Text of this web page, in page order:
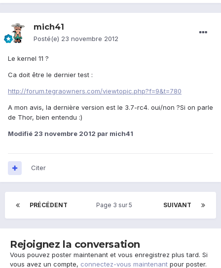
mich41
Posté(e) 23 novembre 2012
Le kernel 11 ?
Ca doit être le dernier test :
http://forum.tegraowners.com/viewtopic.php?f=9&t=780
A mon avis, la dernière version est le 3.7-rc4. oui/non ?Si on parle
de Thor, bien entendu :)
Modifié 23 novembre 2012 par mich41
Citer
PRÉCÉDENT SUIVANT
Page 3 sur 5
Rejoignez la conversation
Vous pouvez poster maintenant et vous enregistrez plus tard. Si
vous avez un compte, connectez-vous maintenant pour poster.